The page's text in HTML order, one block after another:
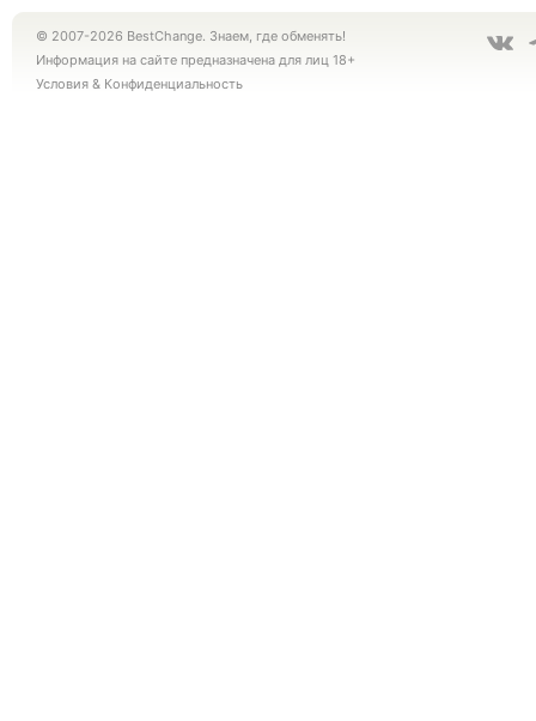
© 2007-2026 BestChange. Знаем, где обменять!
Информация на сайте предназначена для лиц 18+
Условия & Конфиденциальность